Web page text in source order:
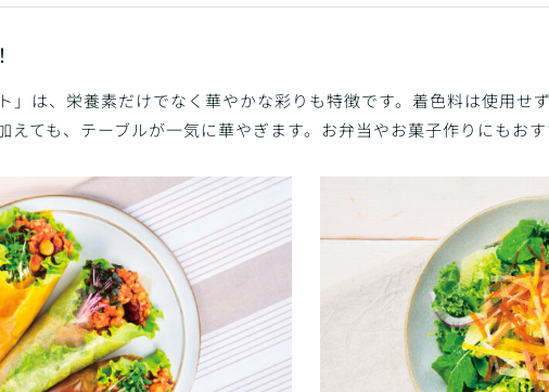
」は、栄養素だけでなく華やかな彩りも特徴です。着色料は使用せ
えても、テーブルが一気に華やぎます。お弁当やお菓子作りにもおす